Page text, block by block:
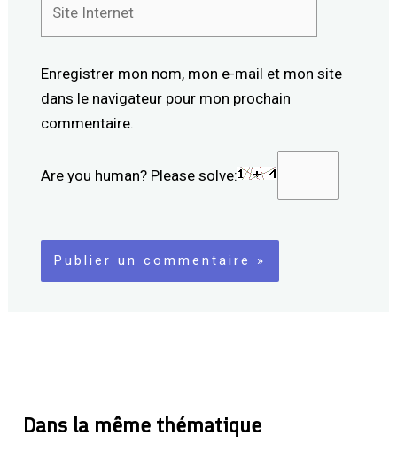
Enregistrer mon nom, mon e-mail et mon site
dans le navigateur pour mon prochain
commentaire.
Are you human? Please solve:
Dans la même thématique